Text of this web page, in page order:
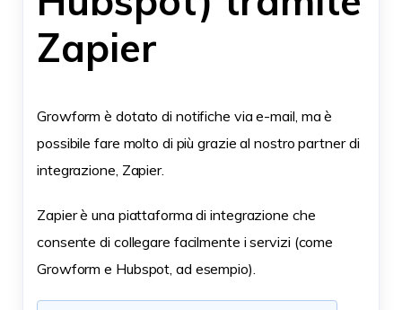
Zapier
Growform è dotato di notifiche via e-mail, ma è
possibile fare molto di più grazie al nostro partner di
integrazione, Zapier.
Zapier è una piattaforma di integrazione che
consente di collegare facilmente i servizi (come
Growform e Hubspot, ad esempio).